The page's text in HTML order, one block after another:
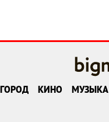
ГОРОД КИНО МУЗЫКА